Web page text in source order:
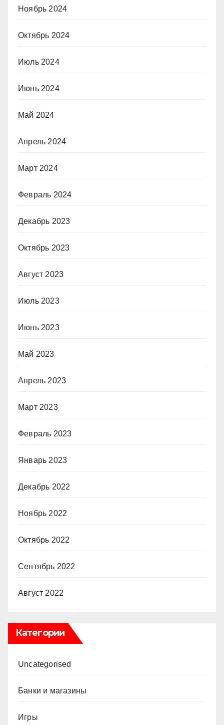
Ноябрь 2024
Октябрь 2024
Июль 2024
Июнь 2024
Май 2024
Апрель 2024
Март 2024
Февраль 2024
Декабрь 2023
Октябрь 2023
Август 2023
Июль 2023
Июнь 2023
Май 2023
Апрель 2023
Март 2023
Февраль 2023
Январь 2023
Декабрь 2022
Ноябрь 2022
Октябрь 2022
Сентябрь 2022
Август 2022
Категории
Uncategorised
Банки и магазины
Игры